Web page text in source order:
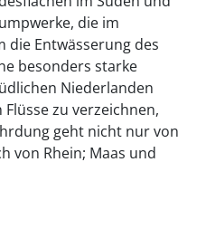
die im
Entwässerung des
besonders starke
Niederlanden
zu verzeichnen,
geht nicht nur von
von Rhein; Maas und